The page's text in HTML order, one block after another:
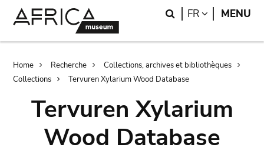
Search
FR LANGUAGE
MENU
Breadcrumb
Home Recherche
Collections, archives et bibliothèques
Collections
Tervuren Xylarium Wood Database
Tervuren Xylarium
Wood Database